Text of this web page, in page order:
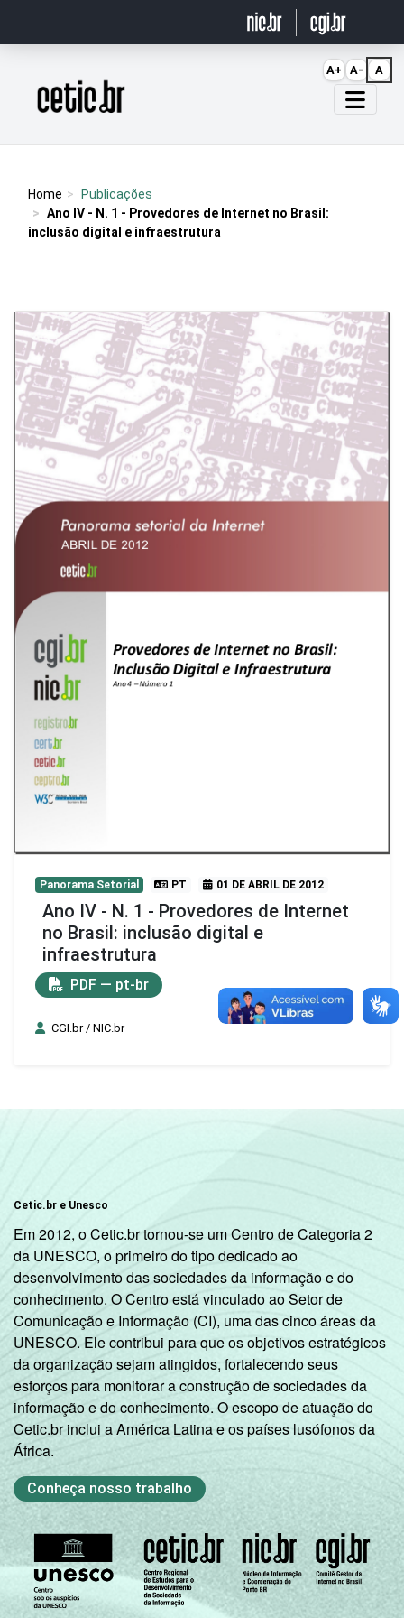
Página inicial
Home
Publicações
Ano IV - N. 1 - Provedores de Internet no Brasil:
inclusão digital e infraestrutura
Panorama Setorial PT 01 DE ABRIL DE 2012
Ano IV - N. 1 - Provedores de Internet
no Brasil: inclusão digital e
infraestrutura
PDF — pt-br
CGI.br / NIC.br
Cetic.br e Unesco
Em 2012, o Cetic.br tornou-se um Centro de Categoria 2
da UNESCO, o primeiro do tipo dedicado ao
desenvolvimento das sociedades da informação e do
conhecimento. O Centro está vinculado ao Setor de
Comunicação e Informação (CI), uma das cinco áreas da
UNESCO. Ele contribui para que os objetivos estratégicos
da organização sejam atingidos, fortalecendo seus
esforços para monitorar a construção de sociedades da
informação e do conhecimento. O escopo de atuação do
Cetic.br inclui a América Latina e os países lusófonos da
África.
Conheça nosso trabalho
A+ A- A